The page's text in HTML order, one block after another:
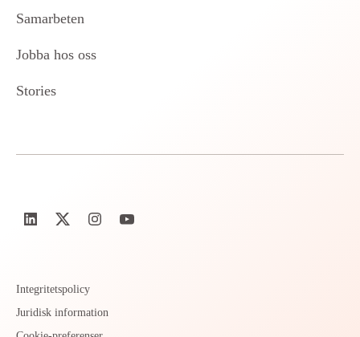
Samarbeten
Jobba hos oss
Stories
Integritetspolicy
Juridisk information